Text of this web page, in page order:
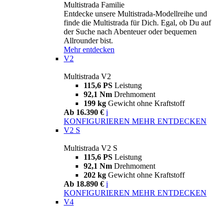
Multistrada Familie
Entdecke unsere Multistrada-Modellreihe und
finde die Multistrada für Dich. Egal, ob Du auf
der Suche nach Abenteuer oder bequemen
Allrounder bist.
Mehr entdecken
V2
Multistrada V2
115,6 PS Leistung
92,1 Nm Drehmoment
199 kg Gewicht ohne Kraftstoff
Ab 16.390 € i
KONFIGURIEREN MEHR ENTDECKEN
V2 S
Multistrada V2 S
115,6 PS Leistung
92,1 Nm Drehmoment
202 kg Gewicht ohne Kraftstoff
Ab 18.890 € i
KONFIGURIEREN MEHR ENTDECKEN
V4